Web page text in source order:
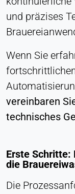
und präzises
Wenn Sie
vereinbaren
technisches
Erste Schritte:
die
Die